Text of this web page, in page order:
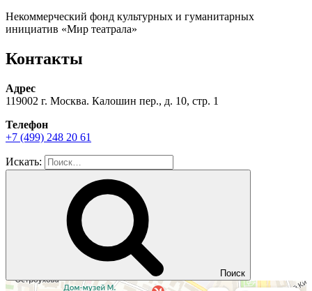
Некоммерческий фонд культурных и гуманитарных
инициатив «Мир театрала»
Контакты
Адрес
119002 г. Москва. Калошин пер., д. 10, стр. 1
Телефон
+7 (499) 248 20 61
Искать:
Поиск